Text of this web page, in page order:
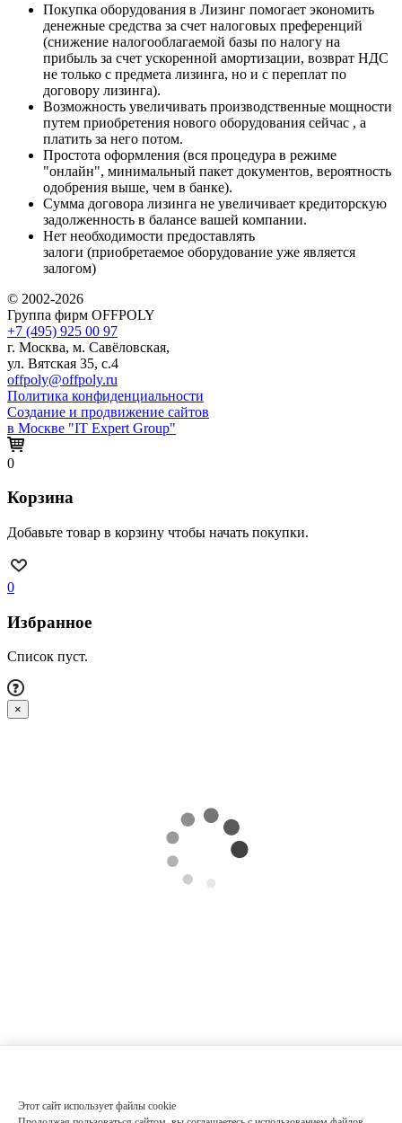
Покупка оборудования в Лизинг помогает экономить
денежные средства за счет налоговых преференций
(снижение налогооблагаемой базы по налогу на
прибыль за счет ускоренной амортизации, возврат НДС
не только с предмета лизинга, но и с переплат по
договору лизинга).
Возможность увеличивать производственные мощности
путем приобретения нового оборудования сейчас , а
платить за него потом.
Простота оформления (вся процедура в режиме
"онлайн", минимальный пакет документов, вероятность
одобрения выше, чем в банке).
Сумма договора лизинга не увеличивает кредиторскую
задолженность в балансе вашей компании.
Нет необходимости предоставлять
залоги (приобретаемое оборудование уже является
залогом)
© 2002-2026
Группа фирм OFFPOLY
+7 (495) 925 00 97
г. Москва, м. Савёловская,
ул. Вятская 35, с.4
offpoly@offpoly.ru
Политика конфиденциальности
Создание и продвижение сайтов
в Москве "IT Expert Group"
Этот сайт использует файлы cookie
0
Корзина
Добавьте товар в корзину чтобы начать покупки.
0
Избранное
Список пуст.
×